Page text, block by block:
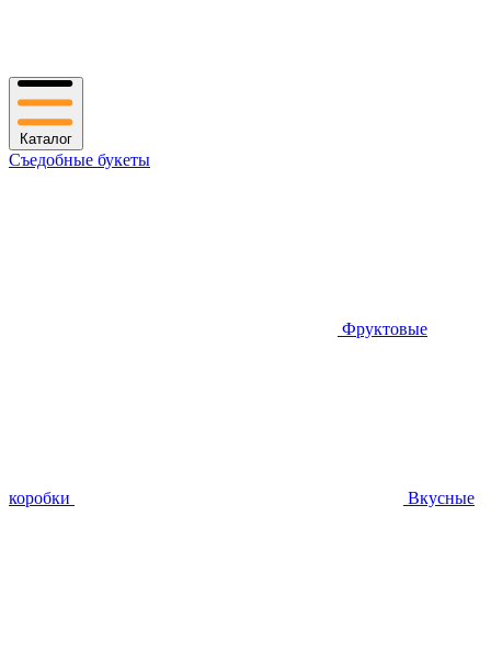
Каталог
Съедобные букеты
Фруктовые
коробки Вкусные